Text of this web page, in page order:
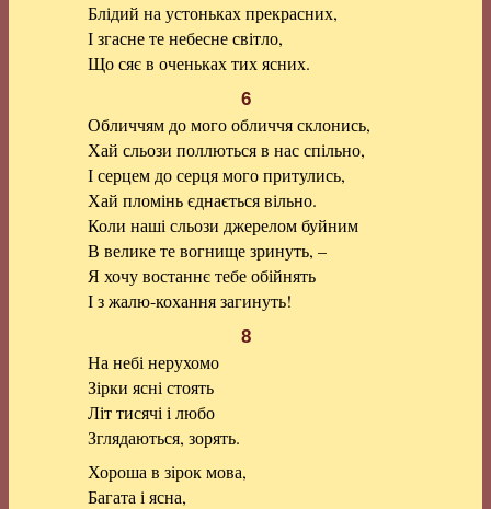
Блідий на устоньках прекрасних,
І згасне те небесне світло,
Що сяє в оченьках тих ясних.
6
Обличчям до мого обличчя склонись,
Хай сльози поллються в нас спільно,
І серцем до серця мого притулись,
Хай пломінь єднається вільно.
Коли наші сльози джерелом буйним
В велике те вогнище зринуть, –
Я хочу востаннє тебе обійнять
І з жалю-кохання загинуть!
8
На небі нерухомо
Зірки ясні стоять
Літ тисячі і любо
Зглядаються, зорять.
Хороша в зірок мова,
Багата і ясна,